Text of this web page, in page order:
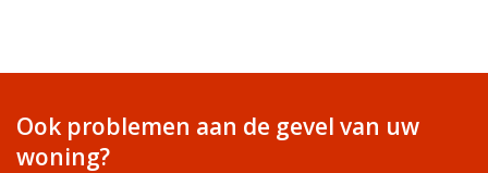
Ook problemen aan de gevel van uw
woning?